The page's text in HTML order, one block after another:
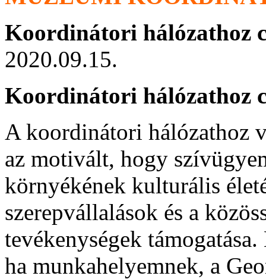
Koordinátori hálózathoz
2020.09.15.
Koordinátori hálózathoz
A koordinátori hálózathoz
az motivált, hogy
környékének kulturális
szerepvállalások és a
tevékenységek
ha munkahelyemnek, a